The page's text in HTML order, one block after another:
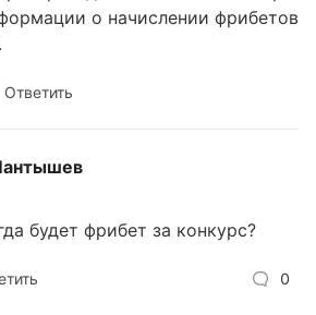
о начислении фрибетов
Ответить
будет фрибет за конкурс?
0